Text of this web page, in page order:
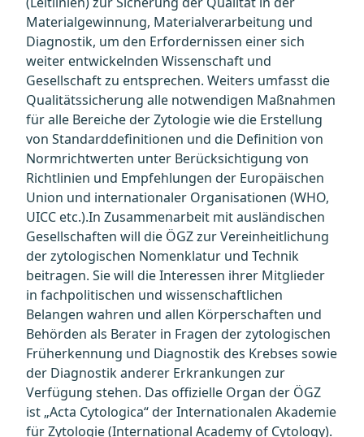
Materialgewinnung, Materialverarbeitung und
Diagnostik, um den Erfordernissen einer sich
weiter entwickelnden Wissenschaft und
Gesellschaft zu entsprechen. Weiters umfasst die
Qualitätssicherung alle notwendigen Maßnahmen
für alle Bereiche der Zytologie wie die Erstellung
von Standarddefinitionen und die Definition von
Normrichtwerten unter Berücksichtigung von
Richtlinien und Empfehlungen der Europäischen
Union und internationaler Organisationen (WHO,
UICC etc.).In Zusammenarbeit mit ausländischen
Gesellschaften will die ÖGZ zur Vereinheitlichung
der zytologischen Nomenklatur und Technik
beitragen. Sie will die Interessen ihrer Mitglieder
in fachpolitischen und wissenschaftlichen
Belangen wahren und allen Körperschaften und
Behörden als Berater in Fragen der zytologischen
Früherkennung und Diagnostik des Krebses sowie
der Diagnostik anderer Erkrankungen zur
Verfügung stehen. Das offizielle Organ der ÖGZ
ist „Acta Cytologica“ der Internationalen Akademie
für Zytologie (International Academy of Cytology).